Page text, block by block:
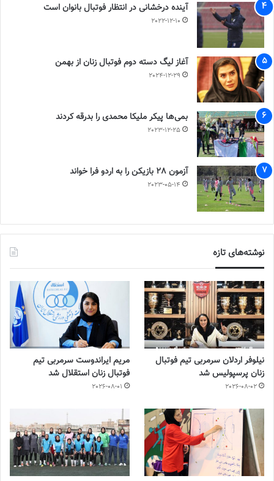
آینده درخشانی در انتظار فوتبال بانوان است
2022-12-10
آغاز لیگ دسته دوم فوتبال زنان از بهمن
2024-12-29
بمی‌ها پیکر ملیکا محمدی را بدرقه کردند
2023-12-25
آزمون 28 بازیکن را به اردو فرا خواند
2023-05-14
نوشته‌های تازه
نیلوفر اردلان سرمربی تیم فوتبال
زنان پرسپولیس شد
2026-08-02
مریم ایراندوست سرمربی تیم
فوتبال زنان استقلال شد
2026-08-01